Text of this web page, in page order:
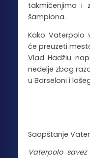
takmičenjima i
šampiona.
Kako Vaterpolo
će preuzeti
Vlad Hadžiu
nedelje zbog
u Barseloni i
Saopštanje
Vaterpolo